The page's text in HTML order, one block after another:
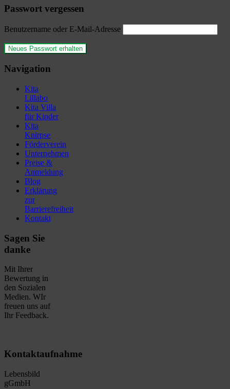
Passwort vergessen
Benutzername oder E-Mail-Adresse
Navigation
Kita
Lillabo
Kita Villa
für Kinder
Kita
Knirpse
Förderverein
Unternehmen
Preise &
Anmeldung
Blog
Erklärung
zur
Barrierefreiheit
Kontakt
Sagen Sie
danke
Mit Ihrer
Bewertung in
den Sozialen
Medien. WIr
freuen uns auf
Ihr Feedback.
Kontaktaufnahme
Lebensbild
gGmbH